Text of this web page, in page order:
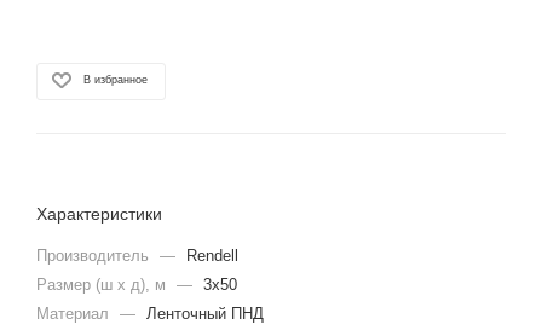
В избранное
Характеристики
Производитель —
Rendell
Размер (ш х д), м
— 3х50
Материал
— Ленточный ПНД